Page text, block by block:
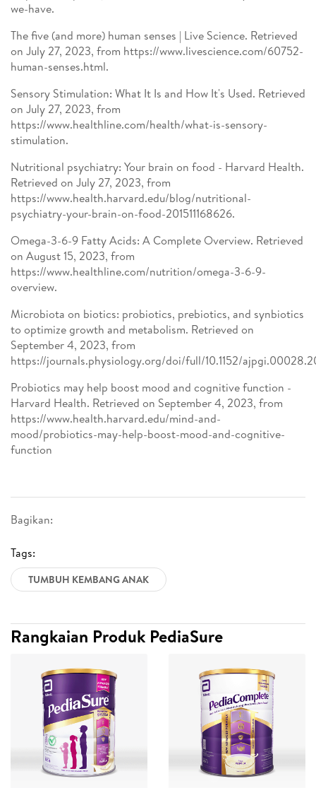
Bagikan:
Tags:
TUMBUH KEMBANG ANAK
we-have.
The five (and more) human senses | Live Science. Retrieved
on July 27, 2023, from https://www.livescience.com/60752-
human-senses.html.
Sensory Stimulation: What It Is and How It's Used. Retrieved
on July 27, 2023, from
https://www.healthline.com/health/what-is-sensory-
stimulation.
Nutritional psychiatry: Your brain on food - Harvard Health.
Retrieved on July 27, 2023, from
https://www.health.harvard.edu/blog/nutritional-
psychiatry-your-brain-on-food-201511168626.
Omega-3-6-9 Fatty Acids: A Complete Overview. Retrieved
on August 15, 2023, from
https://www.healthline.com/nutrition/omega-3-6-9-
overview.
Microbiota on biotics: probiotics, prebiotics, and synbiotics
to optimize growth and metabolism. Retrieved on
September 4, 2023, from
https://journals.physiology.org/doi/full/10.1152/
Probiotics may help boost mood and cognitive function -
Harvard Health. Retrieved on September 4, 2023, from
https://www.health.harvard.edu/mind-and-
mood/probiotics-may-help-boost-mood-and-cognitive-
function
Rangkaian Produk PediaSure